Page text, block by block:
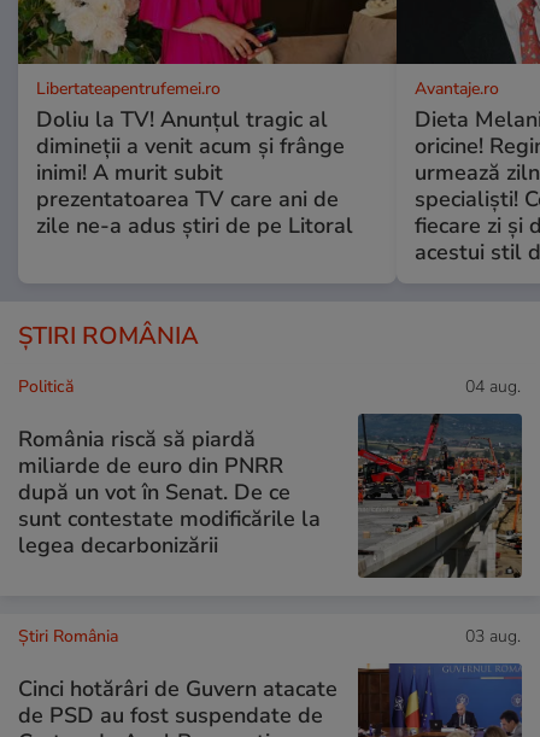
Libertateapentrufemei.ro
Doliu la TV! Anunțul tragic al
dimineții a venit acum și frânge
inimi! A murit subit
prezentatoarea TV care ani de
zile ne-a adus știri de pe Litoral
Avantaje.ro
Dieta
oricine!
urmează
specialiști!
fiecare zi și
acestui stil
ȘTIRI ROMÂNIA
Politică 04 aug.
România riscă să piardă
miliarde de euro din PNRR
după un vot în Senat. De ce
sunt contestate modificările la
legea decarbonizării
Știri România 03 aug.
Cinci hotărâri de Guvern atacate
de PSD au fost suspendate de